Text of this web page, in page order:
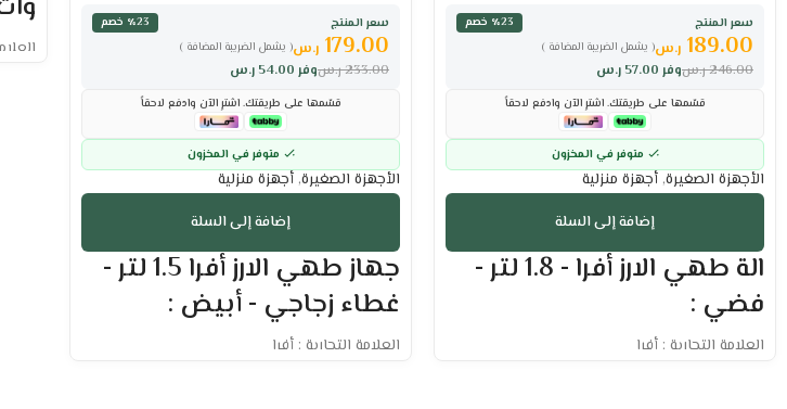
سعر المنتج
٪23 خصم
( يشمل الضريبة المضافة )
189.00 ر.س
وفر 57.00 ر.س 246.00ر.س
قسّمها على طريقتك. اشترِ الآن وادفع لاحقاً
متوفر في المخزون
الأجهزة الصغيرة, أجهزة منزلية
إضافة إلى السلة
الة طهي الارز أفرا - 1.8 لتر -
فضي :
العلامة التجارية : أفرا
سعر المنتج
٪23 خصم
( يشمل الضريبة المضافة )
179.00 ر.س
وفر 54.00 ر.س 233.00ر.س
قسّمها على طريقتك. اشترِ الآن وادفع لاحقاً
متوفر في المخزون
الأجهزة الصغيرة, أجهزة منزلية
إضافة إلى السلة
جهاز طهي الارز أفرا 1.5 لتر -
غطاء زجاجي - أبيض :
العلامة التجارية : أفرا